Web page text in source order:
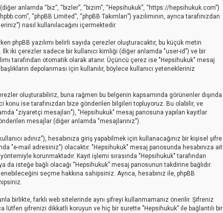
anlamda “biz”, “bizler”, “bizim”, “Hepsihukuk”, “https://hepsihukuk.com”)
“phpBB Limited”, “phpBB Takımları”) yazılımının, ayrıca tarafınızdan
nasıl kullanılacağını içermektedir.
phpBB yazılımı belirli sayıda çerezler oluşturacaktır, bu küçük metin
İlk iki çerezler sadece bir kullanıcı kimliği (diğer anlamda "user-id") ve bir
tarafından otomatik olarak atanır. Üçüncü çerez ise "Hepsihukuk" mesaj
depolanması için kullanılır, böylece kullanıcı yetenekleriniz
oluşturabiliriz, buna rağmen bu belgenin kapsamında görünenler dışında
konu ise tarafınızdan bize gönderilen bilgileri topluyoruz. Bu olabilir, ve
"ziyaretçi mesajları"), "Hepsihukuk" mesaj panosuna yapılan kayıtlar
mesajlar (diğer anlamda "mesajlarınız").
adınız"), hesabınıza giriş yapabilmek için kullanacağınız bir kişisel şifre
"e-mail adresiniz") olacaktır. "Hepsihukuk" mesaj panosunda hesabınıza ait
korunmaktadır. Kayıt işlemi sırasında "Hepsihukuk" tarafından
da isteğe bağlı olacağı “Hepsihukuk” mesaj panosunun takdirine bağlıdır.
seçme hakkına sahipsiniz. Ayrıca, hesabınız ile, phpBB
birlikte, farklı web sitelerinde aynı şifreyi kullanmamanız önerilir. Şifreniz
lütfen şifrenizi dikkatli koruyun ve hiç bir surette "Hepsihukuk" ile bağlantılı bir